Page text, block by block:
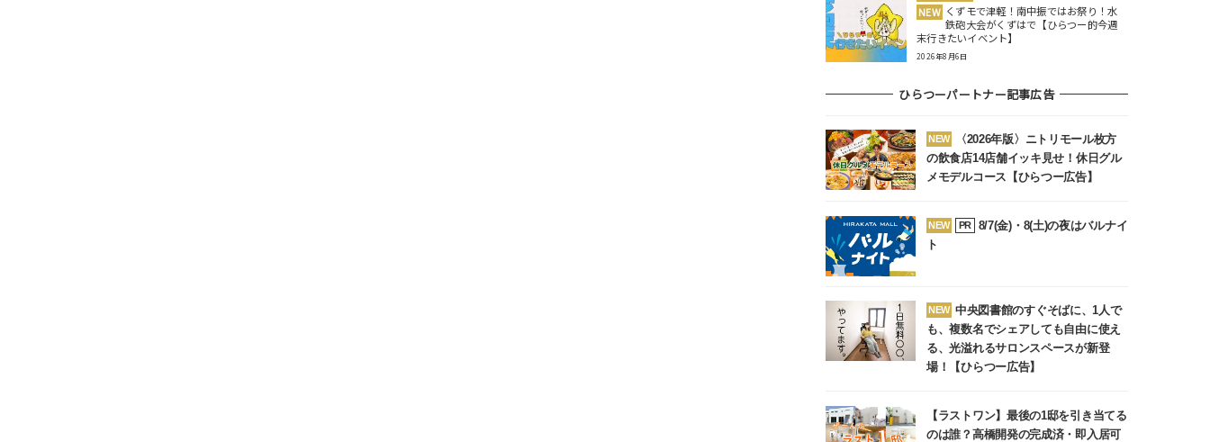
NEW くずモで津軽！南中振ではお祭り！水
鉄砲大会がくずはで【ひらつー的今週
末行きたいイベント】
2026年8月6日
ひらつーパートナー記事広告
NEW
〈2026年版〉ニトリモール枚方
の飲食店14店舗イッキ見せ！休日グル
メモデルコース【ひらつー広告】
NEW PR
8/7(金)・8(土)の夜はバルナイ
ト
NEW 中央図書館のすぐそばに、1人で
も、複数名でシェアしても自由に使え
る、光溢れるサロンスペースが新登
場！【ひらつー広告】
【ラストワン】最後の1邸を引き当てる
のは誰？高橋開発の完成済・即入居可